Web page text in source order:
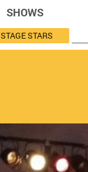
SHOWS
STAGE STARS